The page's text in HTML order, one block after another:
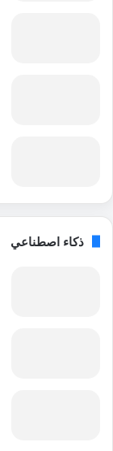
ذكاء اصطناعي